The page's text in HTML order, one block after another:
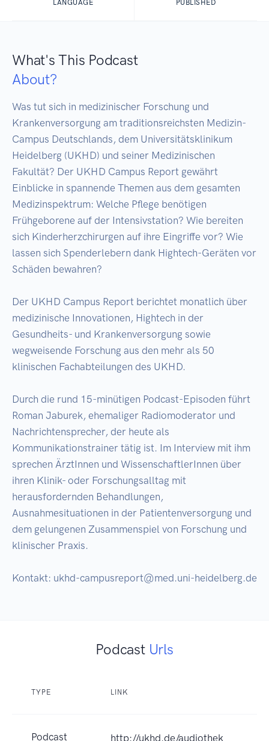
LANGUAGE PUBLISHED
What's This Podcast
About?
Was tut sich in medizinischer Forschung und
Krankenversorgung am traditionsreichsten Medizin-
Campus Deutschlands, dem Universitätsklinikum
Heidelberg (UKHD) und seiner Medizinischen
Fakultät? Der UKHD Campus Report gewährt
Einblicke in spannende Themen aus dem gesamten
Medizinspektrum: Welche Pflege benötigen
Frühgeborene auf der Intensivstation? Wie bereiten
sich Kinderherzchirurgen auf ihre Eingriffe vor? Wie
lassen sich Spenderlebern dank Hightech-Geräten vor
Schäden bewahren?
Der UKHD Campus Report berichtet monatlich über
medizinische Innovationen, Hightech in der
Gesundheits- und Krankenversorgung sowie
wegweisende Forschung aus den mehr als 50
klinischen Fachabteilungen des UKHD.
Durch die rund 15-minütigen Podcast-Episoden führt
Roman Jaburek, ehemaliger Radiomoderator und
Nachrichtensprecher, der heute als
Kommunikationstrainer tätig ist. Im Interview mit ihm
sprechen ÄrztInnen und WissenschaftlerInnen über
ihren Klinik- oder Forschungsalltag mit
herausfordernden Behandlungen,
Ausnahmesituationen in der Patientenversorgung und
dem gelungenen Zusammenspiel von Forschung und
klinischer Praxis.
Kontakt: ukhd-campusreport@med.uni-heidelberg.de
Podcast Urls
TYPE LINK
Podcast http://ukhd.de/audiothek